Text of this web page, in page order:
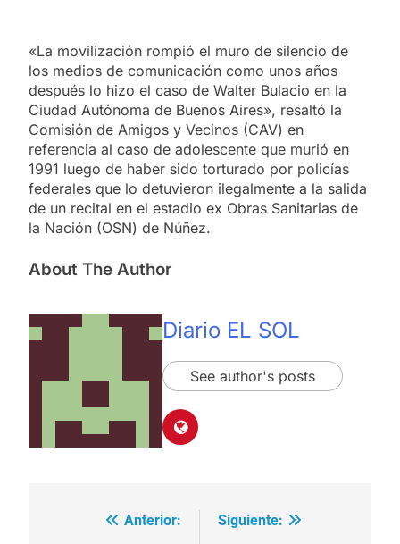
«La movilización rompió el muro de silencio de
los medios de comunicación como unos años
después lo hizo el caso de Walter Bulacio en la
Ciudad Autónoma de Buenos Aires», resaltó la
Comisión de Amigos y Vecinos (CAV) en
referencia al caso de adolescente que murió en
1991 luego de haber sido torturado por policías
federales que lo detuvieron ilegalmente a la salida
de un recital en el estadio ex Obras Sanitarias de
la Nación (OSN) de Núñez.
About The Author
Diario EL SOL
See author's posts
Navegación
Anterior:
Siguiente: